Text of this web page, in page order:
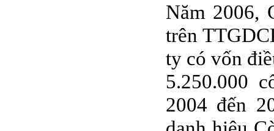
Năm 2006,
trên
ty có vốn
5.250.000
2004 đến